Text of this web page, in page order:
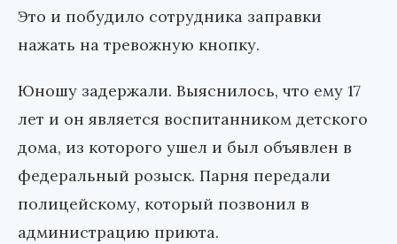
Это и побудило сотрудника заправки
нажать на тревожную кнопку.
Юношу задержали. Выяснилось, что ему 17
лет и он является воспитанником детского
дома, из которого ушел и был объявлен в
федеральный розыск. Парня передали
полицейскому, который позвонил в
администрацию приюта.